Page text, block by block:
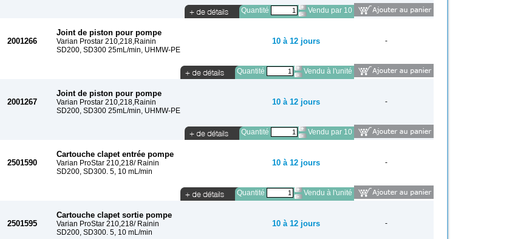
Quantité Vendu par 10
2001266
Joint de piston pour pompe
Varian Prostar 210,218,Rainin
SD200, SD300 25mL/min, UHMW-PE
10 à 12 jours -
Quantité Vendu à l'unité
2001267
Joint de piston pour pompe
Varian Prostar 210,218,Rainin
SD200, SD300 25mL/min, UHMW-PE
10 à 12 jours -
Quantité Vendu par 10
2501590
Cartouche clapet entrée pompe
Varian ProStar 210,218/ Rainin
SD200, SD300. 5, 10 mL/min
10 à 12 jours -
Quantité Vendu à l'unité
2501595
Cartouche clapet sortie pompe
Varian ProStar 210,218/ Rainin
SD200, SD300. 5, 10 mL/min
10 à 12 jours -